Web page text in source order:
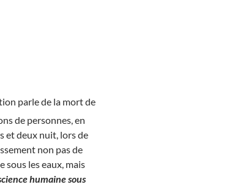
parle de la mort de
de personnes, en
et deux nuit, lors de
non pas de
sous les eaux, mais
humaine sous